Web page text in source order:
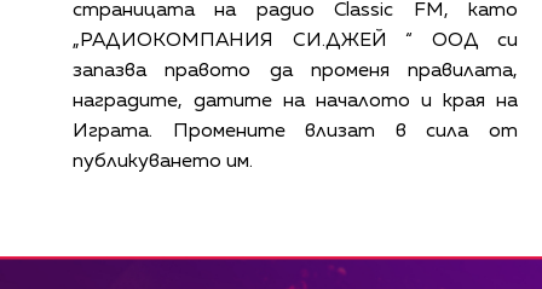
страницата на радио Classic FM, като
„РАДИОКОМПАНИЯ СИ.ДЖЕЙ “ OOД си
запазва правото да променя правилата,
наградите, датите на началото и края на
Играта. Промените влизат в сила от
публикуването им.